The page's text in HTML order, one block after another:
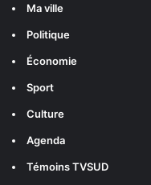
Ma ville
Politique
Économie
Sport
Culture
Agenda
Témoins TVSUD